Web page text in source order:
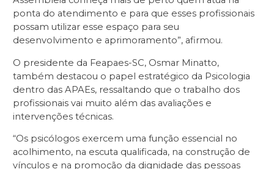
ponta do atendimento e para que esses profissionais
possam utilizar esse espaço para seu
desenvolvimento e aprimoramento”, afirmou.
O presidente da Feapaes-SC, Osmar Minatto,
também destacou o papel estratégico da Psicologia
dentro das APAEs, ressaltando que o trabalho dos
profissionais vai muito além das avaliações e
intervenções técnicas.
“Os psicólogos exercem uma função essencial no
acolhimento, na escuta qualificada, na construção de
vínculos e na promoção da dignidade das pessoas